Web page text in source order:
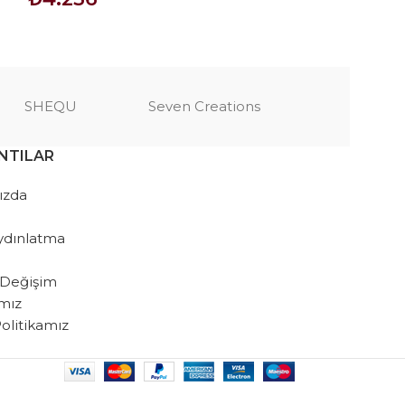
SHEQU Seven Creations